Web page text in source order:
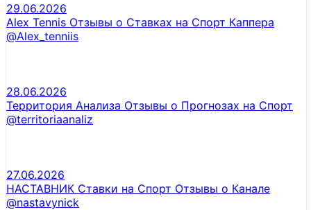
29.06.2026
Alex Tennis Отзывы о Ставках на Спорт Каппера
@Alex_tenniis
28.06.2026
Территория Анализа Отзывы о Прогнозах на Спорт
@territoriaanaliz
27.06.2026
НАСТАВНИК Ставки на Спорт Отзывы о Канале
@nastavynick